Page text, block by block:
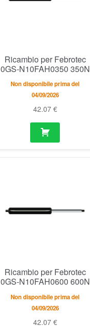
Ricambio per Febrotec
0GS-N10FAH0350 350N
Non disponibile prima del
04/09/2026
42.07 €
Ricambio per Febrotec
0GS-N10FAH0600 600N
Non disponibile prima del
04/09/2026
42.07 €